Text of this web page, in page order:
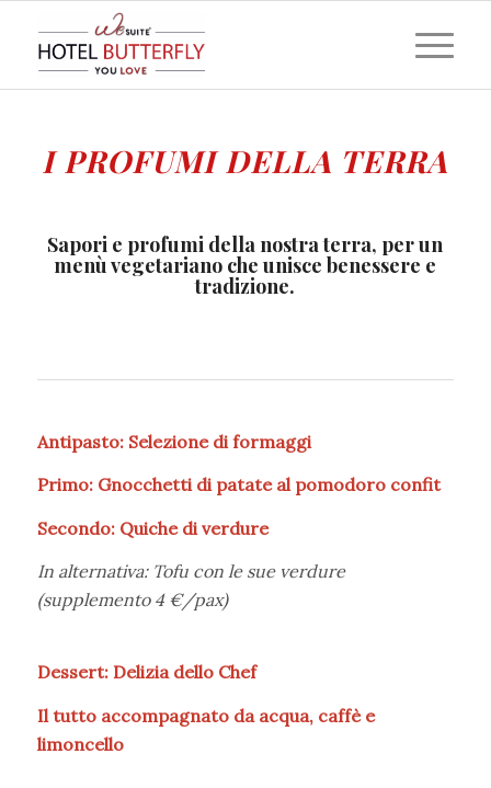
I PROFUMI DELLA TERRA
Sapori e profumi della nostra terra, per un
menù vegetariano che unisce benessere e
tradizione.
Antipasto: Selezione di formaggi
Primo: Gnocchetti di patate al pomodoro confit
Secondo: Quiche di verdure
In alternativa: Tofu con le sue verdure
(supplemento 4 €/pax)
Dessert: Delizia dello Chef
Il tutto accompagnato da acqua, caffè e
limoncello